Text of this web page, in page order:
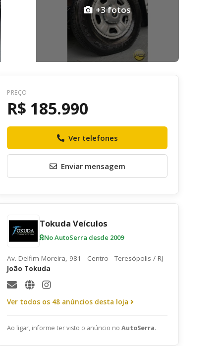
+3 fotos
PREÇO
R$ 185.990
Ver telefones
Enviar mensagem
Envie uma mensagem ao anunciante
Receber informativos do AutoSerra e parceiros
Tokuda Veículos
No AutoSerra desde 2009
Av. Delfim Moreira, 981 - Centro - Teresópolis / RJ
João Tokuda
Ver todos os 48 anúncios desta loja
Ao ligar, informe ter visto o anúncio no AutoSerra.